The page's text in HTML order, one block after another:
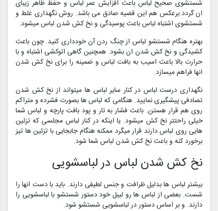
شستشوی صحیح لباس باعث افزایش عمر لباس و حفظ ظاهر زیبای
ان گردد.برعکس هم این قضیه صادق می باشد. روش نگهداری غلط و
شستشوی اشتباه لباس باعث پوسیدگی و نخ کش شدن لباس میشود.
بهتره هنگام شستشو لباس از چنگ ردن آن خودداری کنید. چون باعث
کشیدگی و نخ کش شدن ان بشود. همچنین گاهی اتوکشی اشتباه و با
حرارت بالا باعث اسیب به بافت لباس و ضمینه را برای نخ کش شدن
انها فراهم میسازد.
نگهداری درست لباس در کنار سایر لباس ها میتواند از نخ کش شدن
تصادفی پیشگیری نمایید. هنگامی که لباس ها بصورت فشرده و متراکم
روی هم قرار هستن. باعث فشار به تار و پود بافت پارچه و لباس شما
خیلی راحتتر نخ کش میشود. یا اینکه در کنار لباس مجلسی که تزئین
هایی روی لباس دارند قرار میگرد ممکنه هنگام جابجایی با تزئین ها تیز
برخورد کنه و باعث نخ کش شدن لباس شما شود.
نخ کش شدن لباس در لباسشویی
بیشتر لباس ها بدلیل ظرافت و جنس لطیفی دارند. باید با دست انها را
شست. بعضی از لباس ها رو لیبل خود دستور شستشو با لباسشویی را
دارند. و بر اساس دستور در لباسشویی شستشو شود.